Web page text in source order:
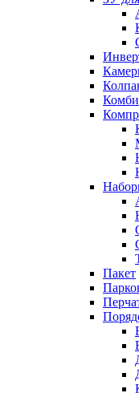
Пакет